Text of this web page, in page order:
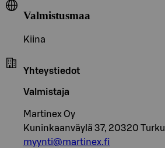
Valmistusmaa
Kiina
Yhteystiedot
Valmistaja
Martinex Oy
Kuninkaanväylä 37, 20320 Turku
myynti@martinex.fi